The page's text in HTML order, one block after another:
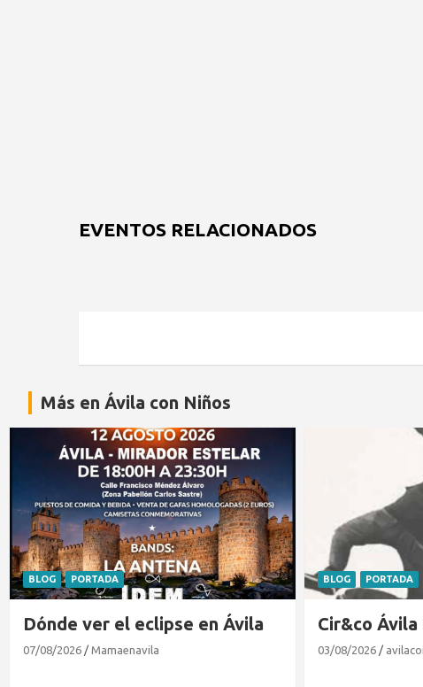
EVENTOS RELACIONADOS
Más en Ávila con Niños
BLOG PORTADA
Cir&co Ávila 2026
03/08/2026 avilacon
EXPERTOS EN NIÑOS
Matrículas
26/27 en